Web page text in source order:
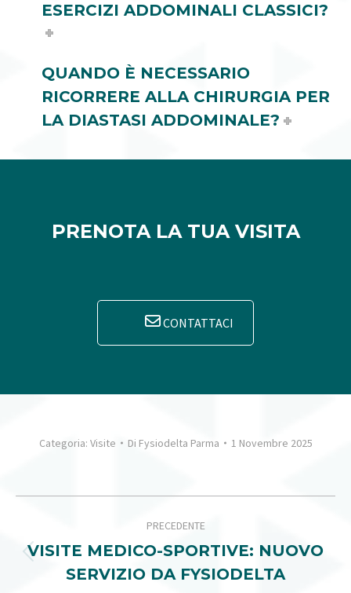
ESERCIZI ADDOMINALI CLASSICI?
QUANDO È NECESSARIO
RICORRERE ALLA CHIRURGIA PER
LA DIASTASI ADDOMINALE?
PRENOTA LA TUA VISITA
CONTATTACI
Categoria: Visite Di Fysiodelta Parma 1 Novembre 2025
TRA
PRECEDENTE
Post
precedente:
VISITE MEDICO-SPORTIVE: NUOVO
SERVIZIO DA FYSIODELTA